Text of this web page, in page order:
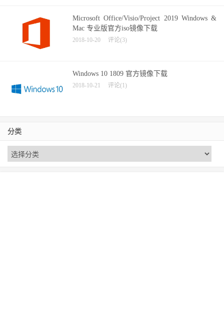
Microsoft Office/Visio/Project 2019 Windows &
Mac 专业版官方iso镜像下载
2018-10-20 评论(3)
Windows 10 1809 官方镜像下载
2018-10-21 评论(1)
分类